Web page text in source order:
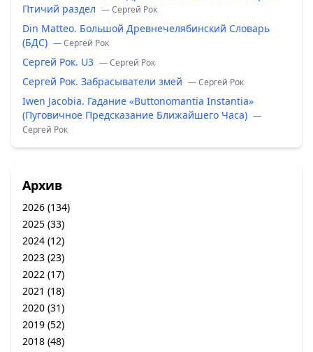
Птичий раздел — Сергей Рок
Din Matteo. Большой Древнечелябинский Словарь
(БДС) — Сергей Рок
Сергей Рок. U3 — Сергей Рок
Сергей Рок. Забрасыватели змей — Сергей Рок
Iwen Jacobia. Гадание «Buttonomantia Instantia»
(Пуговичное Предсказание Ближайшего Часа) —
Сергей Рок
Архив
2026 (134)
2025 (33)
2024 (12)
2023 (23)
2022 (17)
2021 (18)
2020 (31)
2019 (52)
2018 (48)